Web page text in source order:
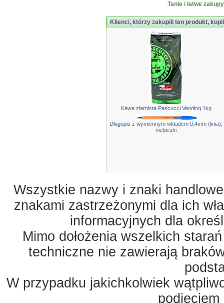
Tanie i łatwe
Klienci, którzy zakupili ten produkt,
Kawa ziarnista Pascucci Vending 1kg
Długopis z wymiennym wkładem 0,4mm (linia),
niebieski
Wszystkie nazwy i znaki
znakami zastrzeżonymi dla ich
informacyjnych dla
Mimo dołożenia wszelkich
techniczne nie zawierają
W przypadku jakichkolwiek